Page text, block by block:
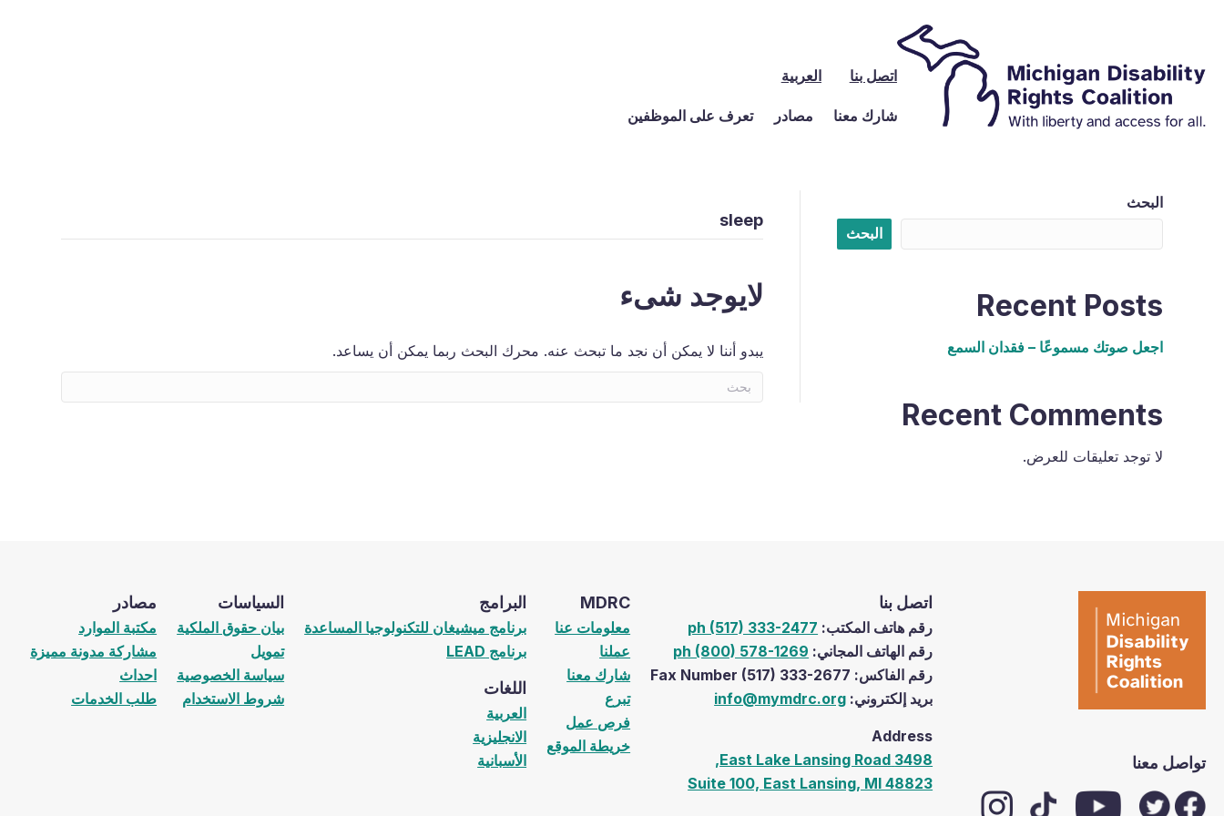
اتصل بنا العربية
شارك معنا مصادر تعرف على الموظفين
sleep
لايوجد شىء
يبدو أننا لا يمكن أن نجد ما تبحث عنه. محرك البحث ربما يمكن أن يساعد.
البحث
البحث
Recent Posts
اجعل صوتك مسموعًا – فقدان السمع
Recent Comments
لا توجد تعليقات للعرض.
تواصل معنا
اتصل بنا
رقم ھاتف المكتب: ph (517) 333-2477
رقم الھاتف المجاني: ph (800) 578-1269
رقم الفاكس: Fax Number (517) 333-2677
برید إلكتروني: info@mymdrc.org
Address
3498 East Lake Lansing Road,
Suite 100, East Lansing, MI 48823
MDRC
معلومات عنا
عملنا
شارك معنا
تبرع
فرص عمل
خريطة الموقع
البرامج
برنامج ميشيغان للتكنولوجيا المساعدة
برنامج LEAD
اللغات
العربية
الانجليزية
الأسبانية
السياسات
بيان حقوق الملكية
تمويل
سياسة الخصوصية
شروط الاستخدام
مصادر
مكتبة الموارد
مشاركة مدونة مميزة
احداث
طلب الخدمات